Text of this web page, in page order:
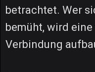
betrachtet. Wer
bemüht, wird
Verbindung